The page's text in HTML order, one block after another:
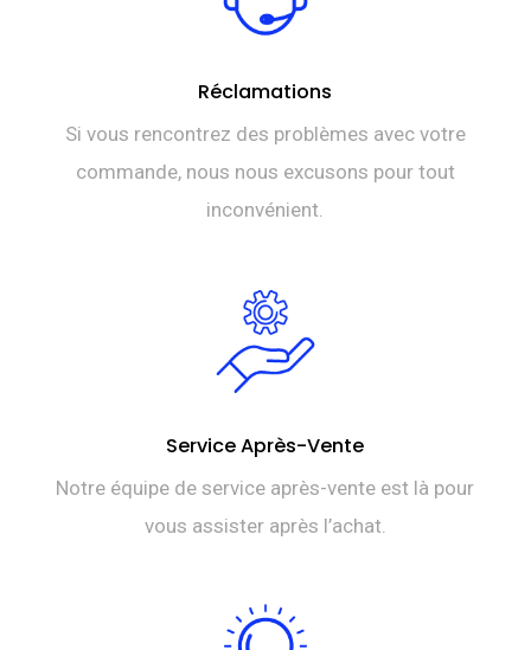
Réclamations
Si vous rencontrez des problèmes avec votre
commande, nous nous excusons pour tout
inconvénient.
Service Après-Vente
Notre équipe de service après-vente est là pour
vous assister après l’achat.